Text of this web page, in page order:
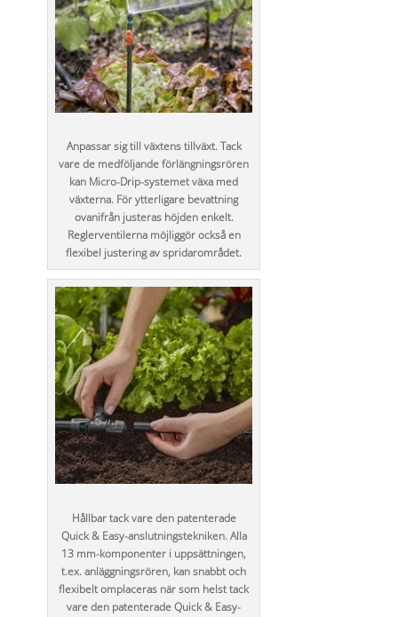
Anpassar sig till växtens tillväxt. Tack
vare de medföljande förlängningsrören
kan Micro-Drip-systemet växa med
växterna. För ytterligare bevattning
ovanifrån justeras höjden enkelt.
Reglerventilerna möjliggör också en
flexibel justering av spridarområdet.
Hållbar tack vare den patenterade
Quick & Easy-anslutningstekniken. Alla
13 mm-komponenter i uppsättningen,
t.ex. anläggningsrören, kan snabbt och
flexibelt omplaceras när som helst tack
vare den patenterade Quick & Easy-